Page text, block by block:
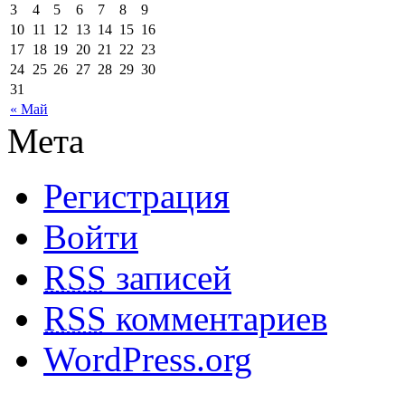
« Май
3
4 5 6 7 8
9
10 11 12 13 14 15 16
17 18 19 20 21 22 23
24 25 26 27 28 29 30
31
Мета
Регистрация
Войти
RSS записей
RSS комментариев
WordPress.org